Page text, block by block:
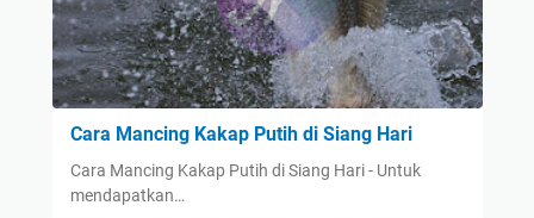
Cara Mancing Kakap Putih di Siang Hari
Cara Mancing Kakap Putih di Siang Hari - Untuk
mendapatkan…